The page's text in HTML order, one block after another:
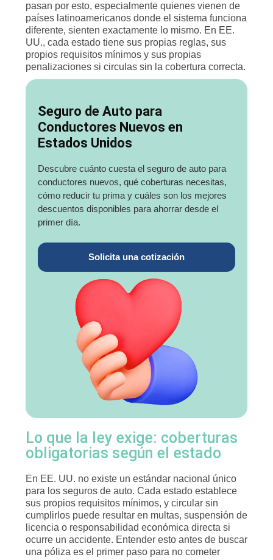
pasan por esto, especialmente quienes vienen de
países latinoamericanos donde el sistema funciona
diferente, sienten exactamente lo mismo. En EE.
UU., cada estado tiene sus propias reglas, sus
propios requisitos mínimos y sus propias
penalizaciones si circulas sin la cobertura correcta.
Seguro de Auto para
Conductores Nuevos en
Estados Unidos
Descubre cuánto cuesta el seguro de auto para
conductores nuevos, qué coberturas necesitas,
cómo reducir tu prima y cuáles son los mejores
descuentos disponibles para ahorrar desde el
primer día.
Solicita una cotización
Lo que la ley exige: coberturas
obligatorias según el estado
En EE. UU. no existe un estándar nacional único
para los seguros de auto. Cada estado establece
sus propios requisitos mínimos, y circular sin
cumplirlos puede resultar en multas, suspensión de
licencia o responsabilidad económica directa si
ocurre un accidente. Entender esto antes de buscar
una póliza es el primer paso para no cometer